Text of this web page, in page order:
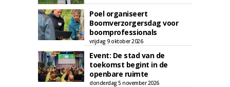
Poel organiseert
Boomverzorgersdag voor
boomprofessionals
vrijdag 9 oktober 2026
Event: De stad van de
toekomst begint in de
openbare ruimte
donderdag 5 november 2026